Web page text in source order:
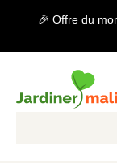
🎉 Offre du